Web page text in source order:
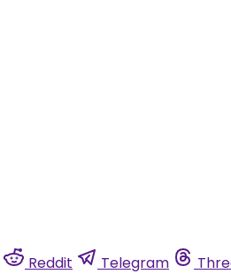
Reddit Telegram